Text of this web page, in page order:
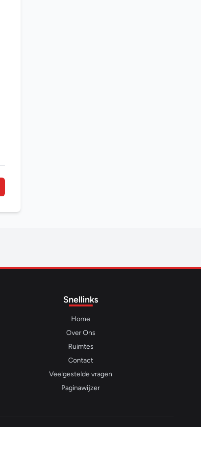
Snellinks
Home
Over Ons
Ruimtes
Contact
Veelgestelde vragen
Paginawijzer